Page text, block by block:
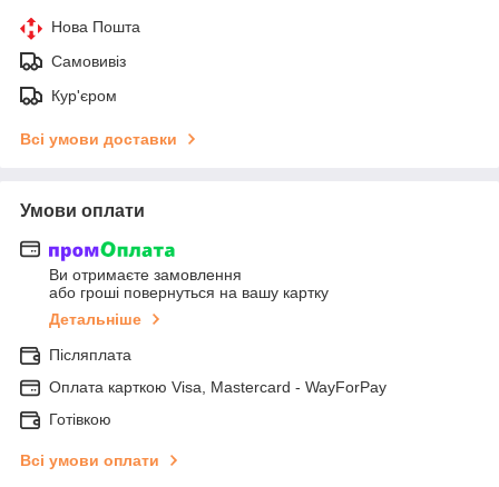
Нова Пошта
Самовивіз
Кур'єром
Всі умови доставки
Умови оплати
Ви отримаєте замовлення
або гроші повернуться на вашу картку
Детальніше
Післяплата
Оплата карткою Visa, Mastercard - WayForPay
Готівкою
Всі умови оплати